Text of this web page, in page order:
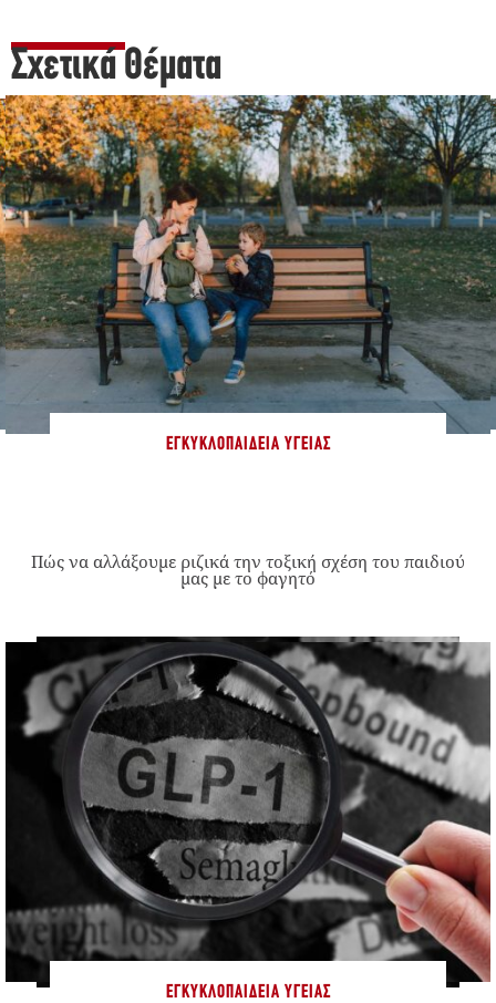
Σχετικά Θέματα
ΕΓΚΥΚΛΟΠΑΊΔΕΙΑ ΥΓΕΊΑΣ
Πώς να αλλάξουμε ριζικά την τοξική σχέση του παιδιού
μας με το φαγητό
ΕΓΚΥΚΛΟΠΑΊΔΕΙΑ ΥΓΕΊΑΣ